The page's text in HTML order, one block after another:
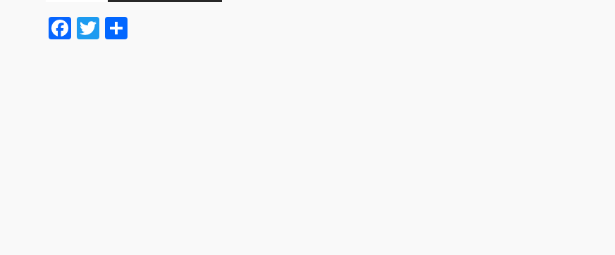
Facebook
Twitter
Share